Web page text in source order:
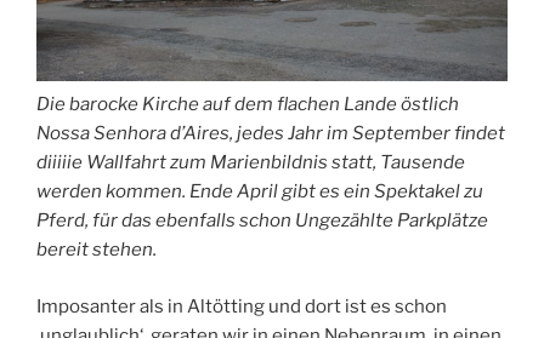
Die barocke Kirche auf dem flachen Lande östlich
Nossa Senhora d’Aires, jedes Jahr im September findet
diiiiie Wallfahrt zum Marienbildnis statt, Tausende
werden kommen. Ende April gibt es ein Spektakel zu
Pferd, für das ebenfalls schon Ungezählte Parkplätze
bereit stehen.
Imposanter als in Altötting und dort ist es schon